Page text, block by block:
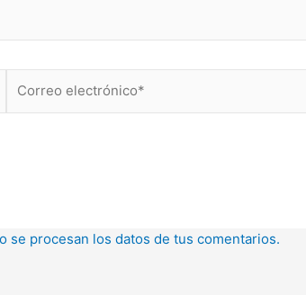
electrónico*
se procesan los datos de tus comentarios.